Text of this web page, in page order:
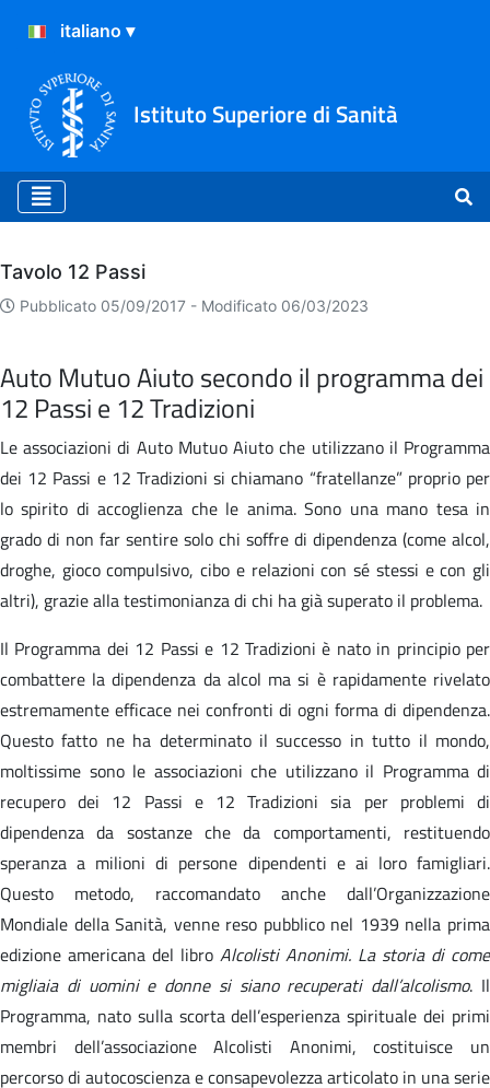
Istituto Superiore di Sanità
Archivio
Tavolo 12 Passi
Pubblicato 05/09/2017 - Modificato 06/03/2023
Auto Mutuo Aiuto secondo il programma dei
12 Passi e 12 Tradizioni
Le associazioni di Auto Mutuo Aiuto che utilizzano il Programma
dei 12 Passi e 12 Tradizioni si chiamano “fratellanze” proprio per
lo spirito di accoglienza che le anima. Sono una mano tesa in
grado di non far sentire solo chi soffre di dipendenza (come alcol,
droghe, gioco compulsivo, cibo e relazioni con sé stessi e con gli
altri), grazie alla testimonianza di chi ha già superato il problema.
Il Programma dei 12 Passi e 12 Tradizioni è nato in principio per
combattere la dipendenza da alcol ma si è rapidamente rivelato
estremamente efficace nei confronti di ogni forma di dipendenza.
Questo fatto ne ha determinato il successo in tutto il mondo,
moltissime sono le associazioni che utilizzano il Programma di
recupero dei 12 Passi e 12 Tradizioni sia per problemi di
dipendenza da sostanze che da comportamenti, restituendo
speranza a milioni di persone dipendenti e ai loro famigliari.
Questo metodo, raccomandato anche dall’Organizzazione
Mondiale della Sanità, venne reso pubblico nel 1939 nella prima
edizione americana del libro Alcolisti Anonimi. La storia di come
migliaia di uomini e donne si siano recuperati dall’alcolismo. Il
Programma, nato sulla scorta dell’esperienza spirituale dei primi
membri dell’associazione Alcolisti Anonimi, costituisce un
percorso di autocoscienza e consapevolezza articolato in una serie